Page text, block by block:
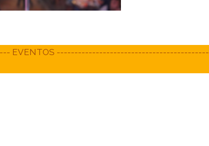
EVENTOS -------------------------------------------